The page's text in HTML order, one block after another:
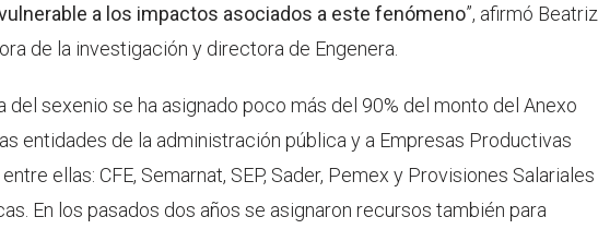
a los impactos asociados a este fenómeno”, afirmó Beatriz
de la investigación y directora de Engenera.
del sexenio se ha asignado poco más del 90% del monto del Anexo
entidades de la administración pública y a Empresas Productivas
ellas: CFE, Semarnat, SEP, Sader, Pemex y Provisiones Salariales
En los pasados dos años se asignaron recursos también para